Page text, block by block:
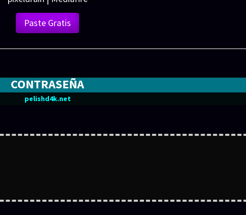
Paste Gratis
CONTRASEÑA
pelishd4k.net